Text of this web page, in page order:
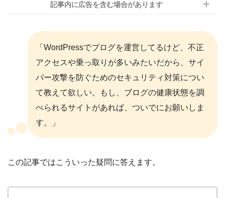
記事内に広告を含む場合があります
「WordPressでブログを運営してるけど、不正
アクセスや乗っ取りが多いみたいだから、サイ
バー攻撃を防ぐためのセキュリティ対策につい
て教えて欲しい。もし、ブログの健康状態を調
べられるサイトがあれば、ついでにお願いしま
す。」
この記事ではこういった疑問に答えます。